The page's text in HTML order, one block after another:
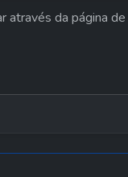
através da página